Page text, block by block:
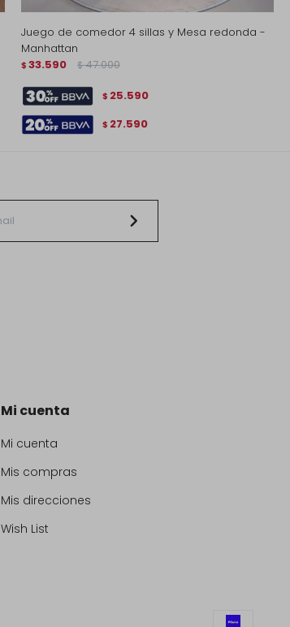
Juego de comedor 4 sillas y Mesa redonda -
Manhattan
$ 33.590 $ 47.000
$ 25.590
$ 27.590
Mi cuenta
Mi cuenta
Mis compras
Mis direcciones
Wish List